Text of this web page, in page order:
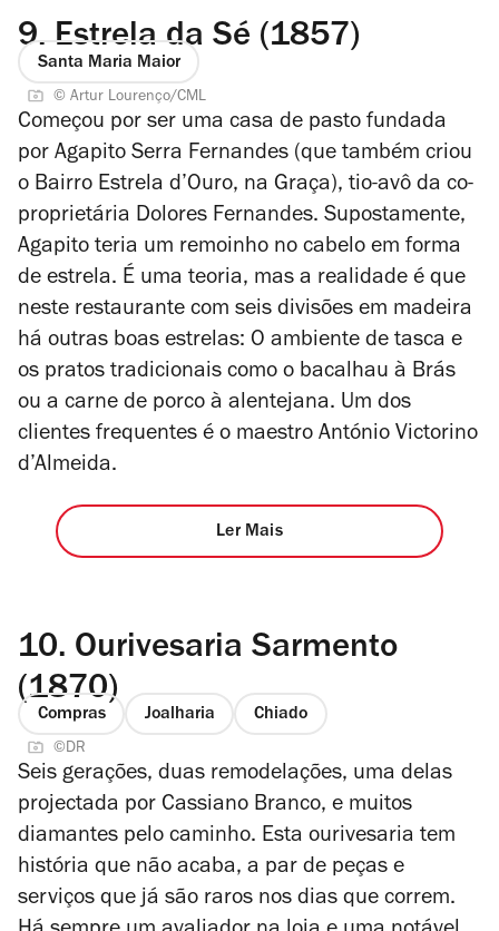
9. Estrela da Sé (1857)
Santa Maria Maior
© Artur Lourenço/CML
Começou por ser uma casa de pasto fundada
por Agapito Serra Fernandes (que também criou
o Bairro Estrela d’Ouro, na Graça), tio-avô da co-
proprietária Dolores Fernandes. Supostamente,
Agapito teria um remoinho no cabelo em forma
de estrela. É uma teoria, mas a realidade é que
neste restaurante com seis divisões em madeira
há outras boas estrelas: O ambiente de tasca e
os pratos tradicionais como o bacalhau à Brás
ou a carne de porco à alentejana. Um dos
clientes frequentes é o maestro António Victorino
d’Almeida.
Ler Mais
10. Ourivesaria Sarmento
(1870)
Compras Joalharia Chiado
©DR
Seis gerações, duas remodelações, uma delas
projectada por Cassiano Branco, e muitos
diamantes pelo caminho. Esta ourivesaria tem
história que não acaba, a par de peças e
serviços que já são raros nos dias que correm.